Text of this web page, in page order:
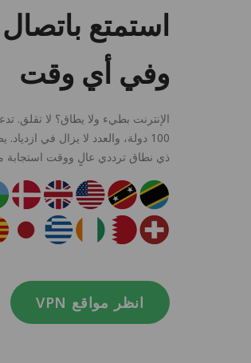
استمتع
وفي أي وقت
100 دولة، والعدد لا يزال في
ذي نطاق ترددي عالٍ ووقت استجابة
انظر مواقع VPN